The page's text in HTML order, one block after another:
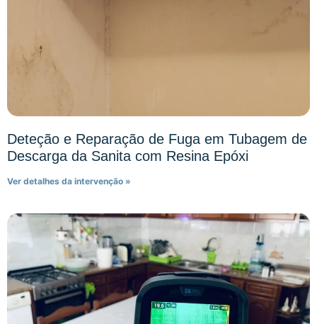
Deteção e Reparação de Fuga em Tubagem de
Descarga da Sanita com Resina Epóxi
Ver detalhes da intervenção »